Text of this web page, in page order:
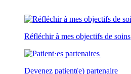
Réfléchir à mes objectifs de soins
Devenez patient(e) partenaire